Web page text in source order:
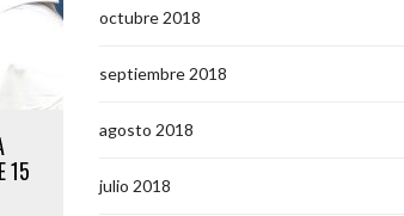
15
octubre 2018
septiembre 2018
agosto 2018
julio 2018